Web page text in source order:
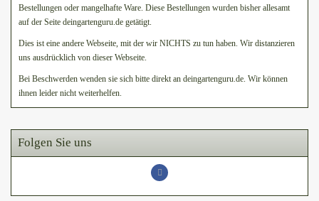
Bestellungen oder mangelhafte Ware. Diese Bestellungen wurden bisher allesamt
auf der Seite deingartenguru.de getätigt.
Dies ist eine andere Webseite, mit der wir NICHTS zu tun haben. Wir distanzieren
uns ausdrücklich von dieser Webseite.
Bei Beschwerden wenden sie sich bitte direkt an deingartenguru.de. Wir können
ihnen leider nicht weiterhelfen.
Folgen Sie uns